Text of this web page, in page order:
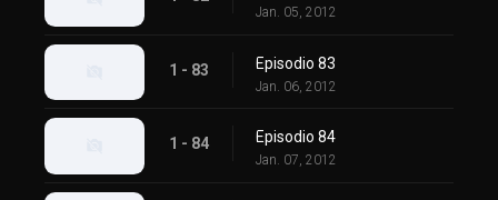
Jan. 05, 2012
1 - 83 Episodio 83
Jan. 06, 2012
1 - 84 Episodio 84
Jan. 07, 2012